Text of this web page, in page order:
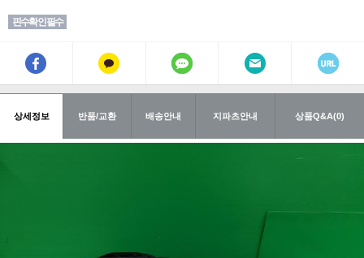
핀수확인 필수
상세정보 반품/교환 배송안내 지파츠안내 상품Q&A(0)